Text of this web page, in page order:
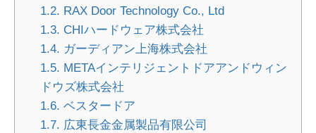
1.2. RAX Door Technology Co., Ltd
1.3. CHIハードウェア株式会社
1.4. ガーディアン上海株式会社
1.5. METAインテリジェントドアアンドウィン
ドウズ株式会社
1.6. ベスタードア
1.7. 広東長金金属製品有限公司